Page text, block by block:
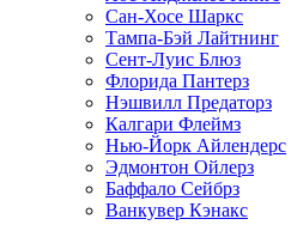
Сан-Хосе Шаркс
Тампа-Бэй Лайтнинг
Сент-Луис Блюз
Флорида Пантерз
Нэшвилл Предаторз
Калгари Флеймз
Нью-Йорк Айлендерс
Эдмонтон Ойлерз
Баффало Сейбрз
Ванкувер Кэнакс